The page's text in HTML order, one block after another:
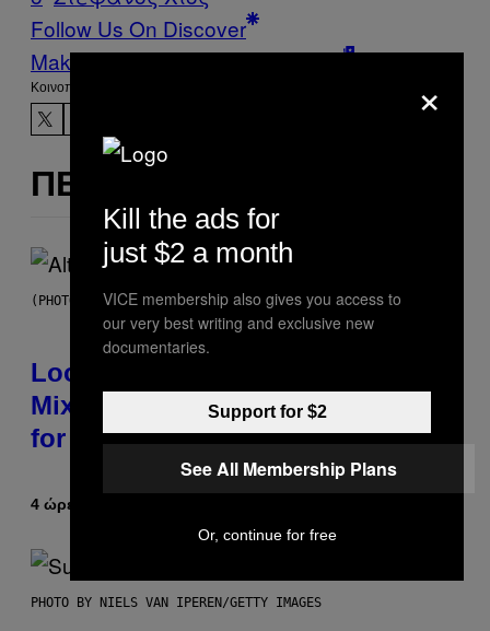
Follow Us On Discover
Make Us Preferred In Top Stories
Kοινοποίηση
ΠΕΡΙΣΣΌΤΕΡΑ ΣΑΝ ΑΥΤΌ
(PHOTO BY MICK HUTSON/REDFERNS)
Looking For the Perfect Alt-Rock
Mixtape for Your Boo? I Made It
for You Already
4 ώρες πριν
PHOTO BY NIELS VAN IPEREN/GETTY IMAGES
×
Kill the ads for
just $2 a month
VICE membership also gives you access to
our very best writing and exclusive new
documentaries.
Support for $2
See All Membership Plans
Or, continue for free